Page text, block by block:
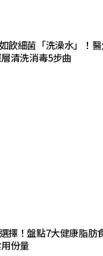
飲細菌「洗澡水」！
清洗消毒5步曲
擇！盤點7大健康脂肪
份量